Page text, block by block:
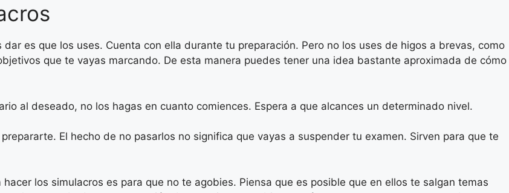
es que los uses. Cuenta con ella durante tu preparación. Pero no los uses de higos a brevas, como
que te vayas marcando. De esta manera puedes tener una idea bastante aproximada de cómo
al deseado, no los hagas en cuanto comiences. Espera a que alcances un determinado nivel.
El hecho de no pasarlos no significa que vayas a suspender tu examen. Sirven para que te
los simulacros es para que no te agobies. Piensa que es posible que en ellos te salgan temas